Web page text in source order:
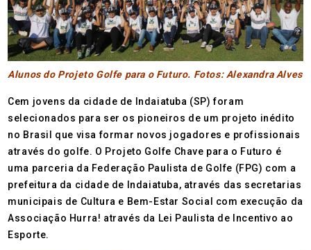
Alunos do Projeto Golfe para o Futuro. Fotos: Alexandra Alves
Cem jovens da cidade de Indaiatuba (SP) foram
selecionados para ser os pioneiros de um projeto inédito
no Brasil que visa formar novos jogadores e profissionais
através do golfe. O Projeto Golfe Chave para o Futuro é
uma parceria da Federação Paulista de Golfe (FPG) com a
prefeitura da cidade de Indaiatuba, através das secretarias
municipais de Cultura e Bem-Estar Social com execução da
Associação Hurra! através da Lei Paulista de Incentivo ao
Esporte.